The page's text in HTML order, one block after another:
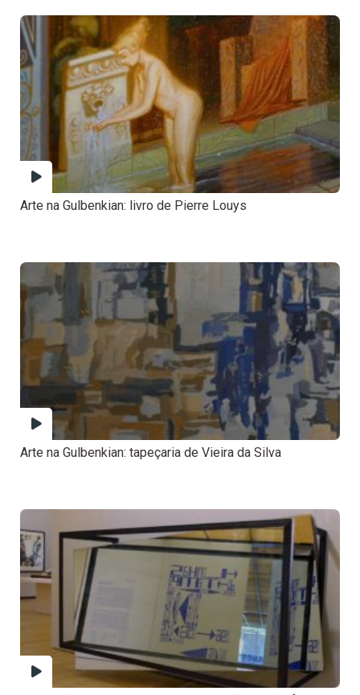
Arte na Gulbenkian: livro de Pierre Louys
Arte na Gulbenkian: tapeçaria de Vieira da Silva